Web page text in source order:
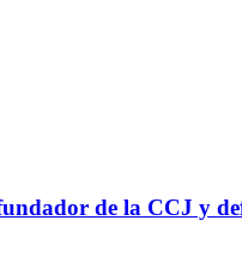
de la CCJ y